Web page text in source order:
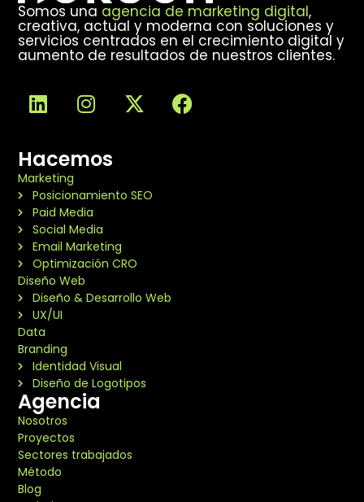
Somos una agencia de marketing digital,
creativa, actual y moderna con soluciones y
servicios centrados en el crecimiento digital y
aumento de resultados de nuestros clientes.
Hacemos
Marketing
Posicionamiento SEO
Paid Media
Social Media
Email Marketing
Optimización CRO
Diseño Web
Diseño & Desarrollo Web
UX/UI
Data
Branding
Identidad Visual
Diseño de Logotipos
Agencia
Nosotros
Proyectos
Sectores trabajados
Método
Blog